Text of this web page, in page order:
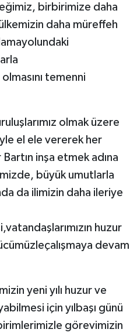
birbirimize daha
daha müreffeh
temenni
olmak üzere
el ele vererek her
inşa etmek adına
büyük umutlarla
da ilimizin daha ileriye
huzur
devam
yeni yılı huzur ve
için yılbaşı günü
görevimizin